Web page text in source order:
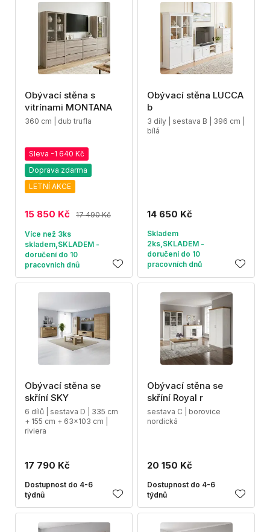
Obývací stěna s
vitrínami MONTANA
360 cm | dub trufla
Sleva -1 640 Kč
Doprava zdarma
LETNÍ AKCE
15 850 Kč 17 490 Kč
Více než 3ks
skladem,SKLADEM -
doručení do 10
pracovních dnů
Obývací stěna LUCCA
b
3 díly | sestava B | 396 cm |
bílá
14 650 Kč
Skladem
2ks,SKLADEM -
doručení do 10
pracovních dnů
Obývací stěna se
skříní SKY
6 dílů | sestava D | 335 cm
+ 155 cm + 63x103 cm |
riviera
17 790 Kč
Dostupnost do 4-6
týdnů
Obývací stěna se
skříní Royal r
sestava C | borovice
nordická
20 150 Kč
Dostupnost do 4-6
týdnů